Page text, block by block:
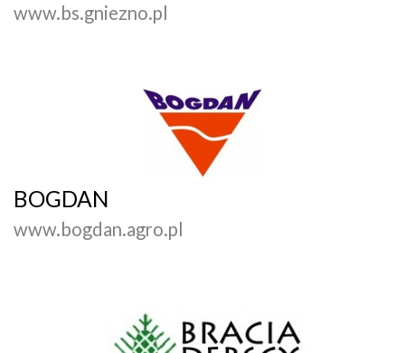
www.bs.gniezno.pl
BOGDAN
www.bogdan.agro.pl